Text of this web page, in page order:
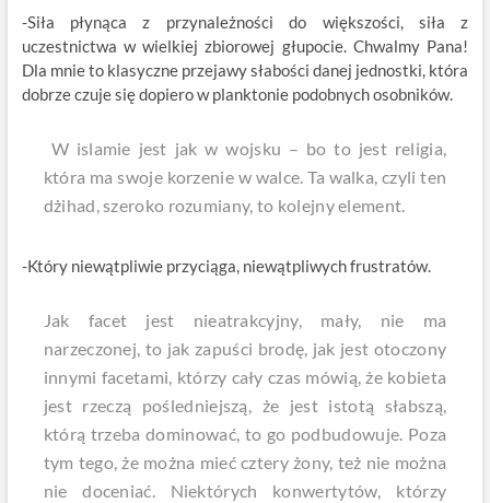
-Siła płynąca z przynależności do większości, siła z
uczestnictwa w wielkiej zbiorowej głupocie. Chwalmy Pana!
Dla mnie to klasyczne przejawy słabości danej jednostki, która
dobrze czuje się dopiero w planktonie podobnych osobników.
W islamie jest jak w wojsku – bo to jest religia,
która ma swoje korzenie w walce. Ta walka, czyli ten
dżihad, szeroko rozumiany, to kolejny element.
-Który niewątpliwie przyciąga, niewątpliwych frustratów.
Jak facet jest nieatrakcyjny, mały, nie ma
narzeczonej, to jak zapuści brodę, jak jest otoczony
innymi facetami, którzy cały czas mówią, że kobieta
jest rzeczą pośledniejszą, że jest istotą słabszą,
którą trzeba dominować, to go podbudowuje. Poza
tym tego, że można mieć cztery żony, też nie można
nie doceniać. Niektórych konwertytów, którzy